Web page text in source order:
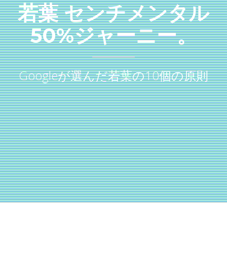
若葉 センチメンタル
50%ジャーニー。
Googleが選んだ若葉の10個の原則